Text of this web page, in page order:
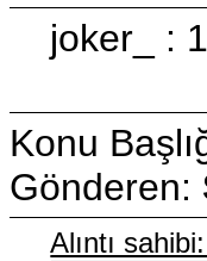
joker_ :
Konu
Gönderen:
Alıntı